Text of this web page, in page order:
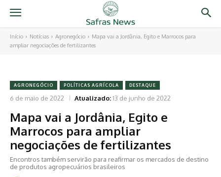
Início Notícias Agronegócio
Mapa vai a Jordânia, Egito e Marrocos para
ampliar negociações de fertilizantes
AGRONEGÓCIO POLÍTICAS AGRÍCOLA DESTAQUE
6 de maio de 2022 Atualizado:13 de junho de 2022
Mapa vai a Jordânia, Egito e
Marrocos para ampliar
negociações de fertilizantes
Encontros também servirão para reafirmar os mercados de destino
de produtos agropecuários brasileiros